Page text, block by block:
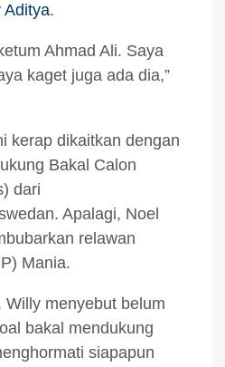
Aditya.
Ahmad Ali. Saya
kaget juga ada dia,”
kerap dikaitkan dengan
Bakal Calon
dari
Apalagi, Noel
relawan
Mania.
Willy menyebut belum
bakal mendukung
siapapun